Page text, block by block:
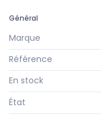
Général
Marque
Référence
En stock
État